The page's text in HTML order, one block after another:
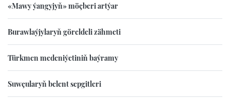
«Mawy ýangyjyň» möçberi artýar
Burawlaýjylaryň göreldeli zähmeti
Türkmen medeniýetiniň baýramy
Suwçularyň belent sepgitleri